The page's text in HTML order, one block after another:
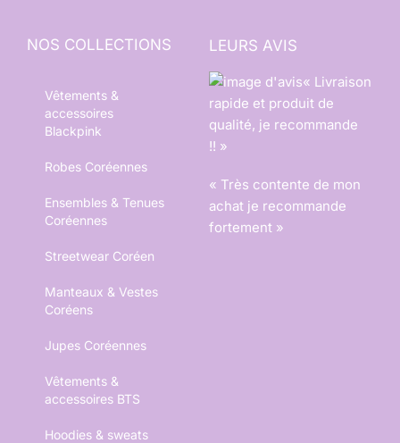
NOS COLLECTIONS
Vêtements &
accessoires
Blackpink
Robes Coréennes
Ensembles & Tenues
Coréennes
Streetwear Coréen
Manteaux & Vestes
Coréens
Jupes Coréennes
Vêtements &
accessoires BTS
Hoodies & sweats
LEURS AVIS
« Livraison
rapide et produit de
qualité, je recommande
!! »
« Très contente de mon
achat je recommande
fortement »